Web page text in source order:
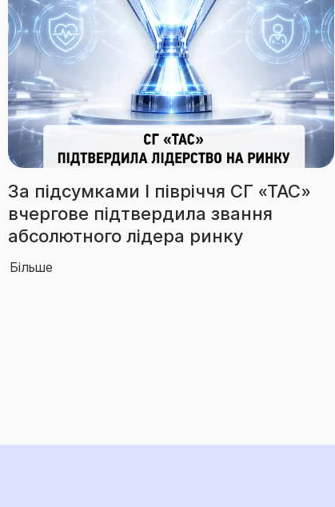
Збори СГ «ТАС» за 6 місяців
перевищили 3,85 млрд грн
Більше